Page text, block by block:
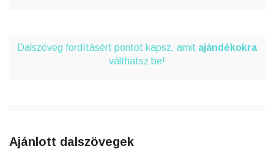
Dalszöveg fordításért pontot kapsz, amit ajándékokra
válthatsz be!
Ajánlott dalszövegek